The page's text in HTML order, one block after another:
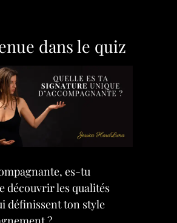
dans le quiz
es-tu
découvrir les qualités
définissent ton style